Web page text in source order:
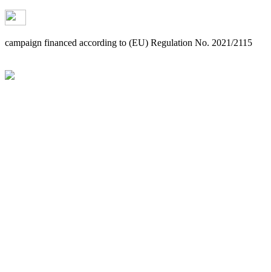
campaign financed according to (EU) Regulation No. 2021/2115